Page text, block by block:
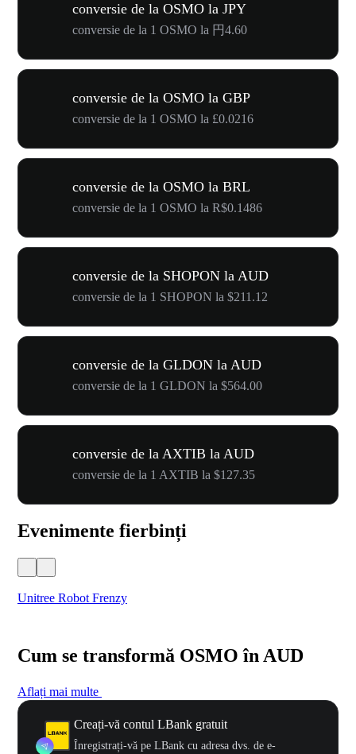
conversie de la OSMO la JPY
conversie de la 1 OSMO la 円4.60
conversie de la OSMO la GBP
conversie de la 1 OSMO la £0.0216
conversie de la OSMO la BRL
conversie de la 1 OSMO la R$0.1486
conversie de la SHOPON la AUD
conversie de la 1 SHOPON la $211.12
conversie de la GLDON la AUD
conversie de la 1 GLDON la $564.00
conversie de la AXTIB la AUD
conversie de la 1 AXTIB la $127.35
Evenimente fierbinți
Unitree Robot Frenzy
Cum se transformă OSMO în AUD
Aflați mai multe
Creați-vă contul LBank gratuit
Înregistrați-vă pe LBank cu adresa dvs. de e-